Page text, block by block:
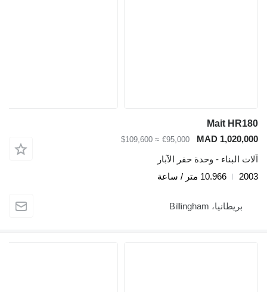
Mait HR180
MAD 1,020,000
€95,000
≈ $109,600
آلات البناء - وحدة حفر الآبار
2003
10.966 متر / ساعة
بريطانيا، Billingham